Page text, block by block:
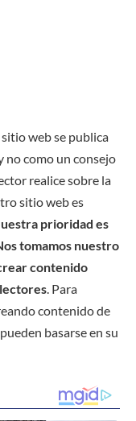
web se publica
no como un consejo
realice sobre la
sitio web es
prioridad es
tomamos nuestro
contenido
. Para
contenido de
basarse en su